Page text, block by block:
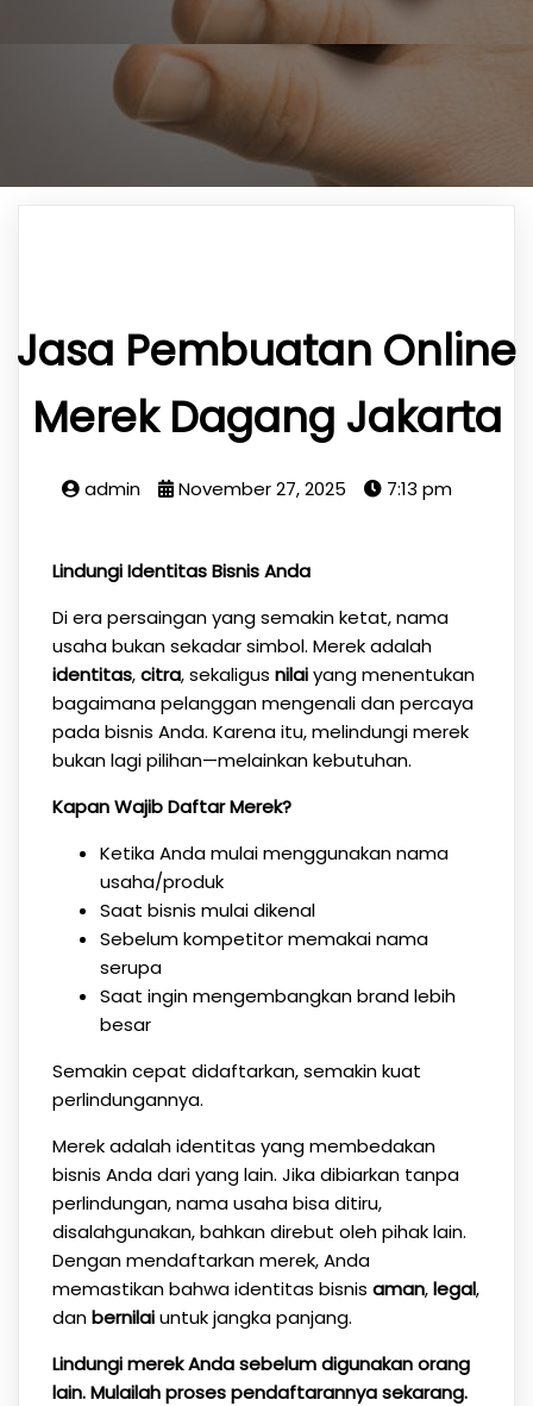
Jasa Pembuatan Online
Merek Dagang Jakarta
admin November 27, 2025 7:13 pm
Lindungi Identitas Bisnis Anda
Di era persaingan yang semakin ketat, nama
usaha bukan sekadar simbol. Merek adalah
identitas,citra, sekaligus nilaiyang menentukan
bagaimana pelanggan mengenali dan percaya
pada bisnis Anda. Karena itu, melindungi merek
bukan lagi pilihan—melainkan kebutuhan.
Kapan Wajib Daftar Merek?
Ketika Anda mulai menggunakan nama
usaha/produk
Saat bisnis mulai dikenal
Sebelum kompetitor memakai nama
serupa
Saat ingin mengembangkan brand lebih
besar
Semakin cepat didaftarkan, semakin kuat
perlindungannya.
Merek adalah identitas yang membedakan
bisnis Anda dari yang lain. Jika dibiarkan tanpa
perlindungan, nama usaha bisa ditiru,
disalahgunakan, bahkan direbut oleh pihak lain.
Dengan mendaftarkan merek, Anda
memastikan bahwa identitas bisnis aman,legal,
danbernilaiuntuk jangka panjang.
Lindungi merek Anda sebelum digunakan orang
lain. Mulailah proses pendaftarannya sekarang.